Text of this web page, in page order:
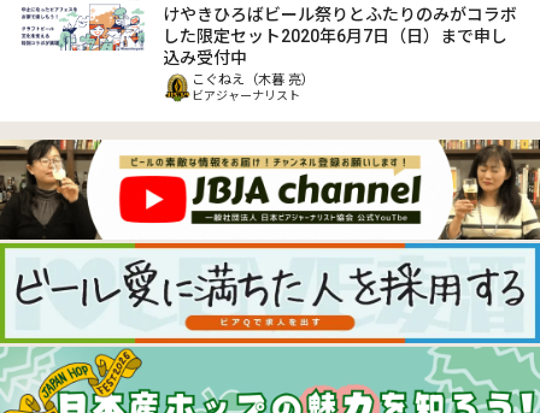
けやきひろばビール祭りとふたりのみがコラボ
した限定セット2020年6月7日（日）まで申し
込み受付中
こぐねえ（木暮 亮）
ビアジャーナリスト